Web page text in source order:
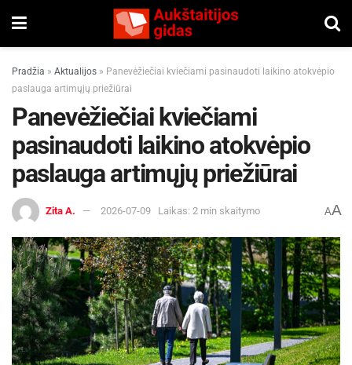
Pradžia » Aktualijos » Panevėžiečiai kviečiami pasinaudoti laikino atokvėpio
paslauga artimųjų priežiūrai
Panevėžiečiai kviečiami
pasinaudoti laikino atokvėpio
paslauga artimųjų priežiūrai
Zita A. 2026-07-09 Laikas: 2 min skaitymo AA